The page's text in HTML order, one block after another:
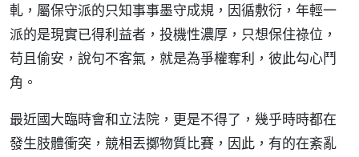
軋，屬保守派的只知事事墨守成規，因循敷衍，年輕一
派的是現實已得利益者，投機性濃厚，只想保住祿位，
苟且偷安，說句不客氣，就是為爭權奪利，彼此勾心鬥
角。
最近國大臨時會和立法院，更是不得了，幾乎時時都在
發生肢體衝突，競相丟擲物質比賽，因此，有的在紊亂